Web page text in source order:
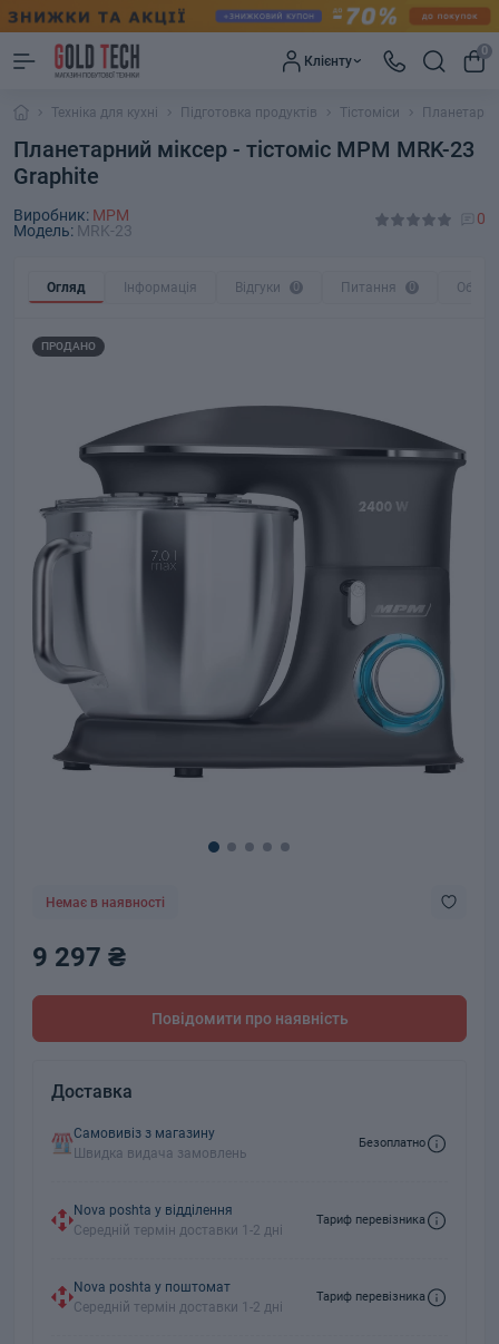
Клієнту
0
Техніка для кухні Підготовка продуктів Тістоміси
Планетарний міксер - тістоміс MPM MRK-23
Graphite
Виробник: MPM
Модель: MRK-23
0
Огляд Інформація Відгуки 0 Питання 0 Обмін
ПРОДАНО
Немає в наявності
9 297 ₴
Повідомити про наявність
Доставка
Самовивіз з магазину
Швидка видача замовлень
Безоплатно
Nova poshta у відділення
Середній термін доставки 1-2 дні
Тариф перевізника
Nova poshta у поштомат
Середній термін доставки 1-2 дні
Тариф перевізника